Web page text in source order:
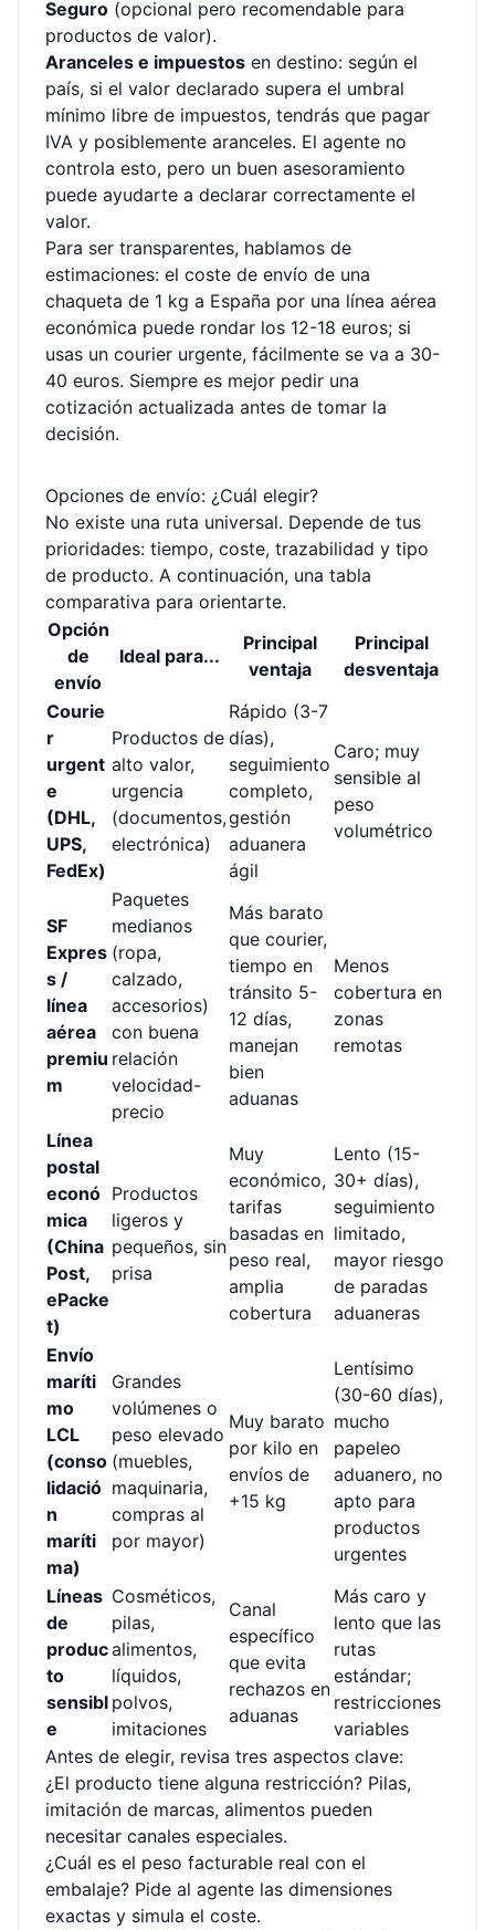
Seguro (opcional pero recomendable para
productos de valor).
Aranceles e impuestos en destino: según el
país, si el valor declarado supera el umbral
mínimo libre de impuestos, tendrás que pagar
IVA y posiblemente aranceles. El agente no
controla esto, pero un buen asesoramiento
puede ayudarte a declarar correctamente el
valor.
Para ser transparentes, hablamos de
estimaciones: el coste de envío de una
chaqueta de 1 kg a España por una línea aérea
económica puede rondar los 12-18 euros; si
usas un courier urgente, fácilmente se va a 30-
40 euros. Siempre es mejor pedir una
cotización actualizada antes de tomar la
decisión.
Opciones de envío: ¿Cuál elegir?
No existe una ruta universal. Depende de tus
prioridades: tiempo, coste, trazabilidad y tipo
de producto. A continuación, una tabla
comparativa para orientarte.
Opción
de
envío
Ideal para...
Principal
ventaja
Principal
desventaja
Courie
r
urgent
e
(DHL,
UPS,
FedEx)
Productos de
alto valor,
urgencia
(documentos,
electrónica)
Rápido (3-7
días),
seguimiento
completo,
gestión
aduanera
ágil
Caro; muy
sensible al
peso
volumétrico
SF
Expres
s /
línea
aérea
premiu
m
Paquetes
medianos
(ropa,
calzado,
accesorios)
con buena
relación
velocidad-
precio
Más barato
que courier,
tiempo en
tránsito 5-
12 días,
manejan
bien
aduanas
Menos
cobertura en
zonas
remotas
Línea
postal
econó
mica
(China
Post,
ePacke
t)
Productos
ligeros y
pequeños, sin
prisa
Muy
económico,
tarifas
basadas en
peso real,
amplia
cobertura
Lento (15-
30+ días),
seguimiento
limitado,
mayor riesgo
de paradas
aduaneras
Envío
maríti
mo
LCL
(conso
lidació
n
maríti
ma)
Grandes
volúmenes o
peso elevado
(muebles,
maquinaria,
compras al
por mayor)
Muy barato
por kilo en
envíos de
+15 kg
Lentísimo
(30-60 días),
mucho
papeleo
aduanero, no
apto para
productos
urgentes
Líneas
de
produc
to
sensibl
e
Cosméticos,
pilas,
alimentos,
líquidos,
polvos,
imitaciones
Canal
específico
que evita
rechazos en
aduanas
Más caro y
lento que las
rutas
estándar;
restricciones
variables
Antes de elegir, revisa tres aspectos clave:
¿El producto tiene alguna restricción? Pilas,
imitación de marcas, alimentos pueden
necesitar canales especiales.
¿Cuál es el peso facturable real con el
embalaje? Pide al agente las dimensiones
exactas y simula el coste.